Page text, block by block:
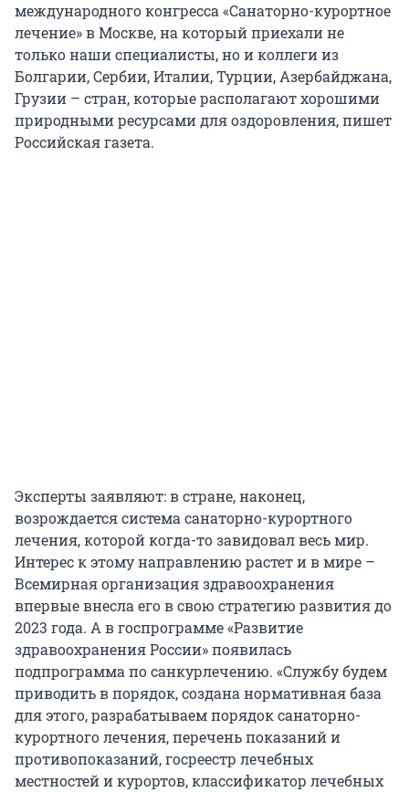
международного конгресса «Санаторно-курортное
лечение» в Москве, на который приехали не
только наши специалисты, но и коллеги из
Болгарии, Сербии, Италии, Турции, Азербайджана,
Грузии – стран, которые располагают хорошими
природными ресурсами для оздоровления, пишет
Российская газета.
Эксперты заявляют: в стране, наконец,
возрождается система санаторно-курортного
лечения, которой когда-то завидовал весь мир.
Интерес к этому направлению растет и в мире –
Всемирная организация здравоохранения
впервые внесла его в свою стратегию развития до
2023 года. А в госпрограмме «Развитие
здравоохранения России» появилась
подпрограмма по санкурлечению. «Службу будем
приводить в порядок, создана нормативная база
для этого, разрабатываем порядок санаторно-
курортного лечения, перечень показаний и
противопоказаний, госреестр лечебных
местностей и курортов, классификатор лечебных